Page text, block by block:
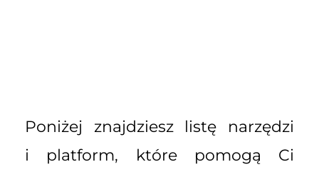
Poniżej znajdziesz listę narzędzi
i platform, które pomogą Ci